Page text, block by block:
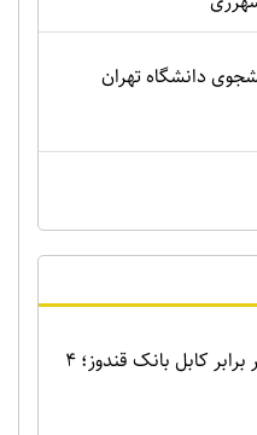
دانشگاه تهران
انفجار مرگبار در برابر کابل بانک قندوز؛ ۴